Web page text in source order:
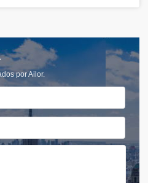
por Ailor.